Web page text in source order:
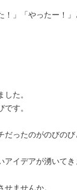
」「やったー！」
た。
す。
ったのがのびのび
イデアが湧いてき
ませんか。